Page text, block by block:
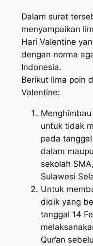
Dalam surat
menyampaikan
Hari Valentine
dengan norma
Indonesia.
Berikut lima poin
Valentine:
untuk tidak
pada
dalam
sekolah
Sulawesi
Untuk
didik yang
tanggal 14
Qur’an